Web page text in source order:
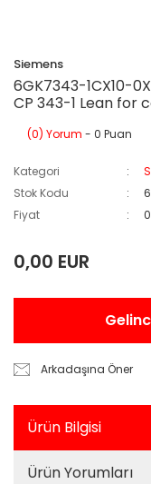
Siemens
6GK7343-1CX10-
CP 343-1 Lean for
(0) Yorum - 0 Puan
Kategori
Stok Kodu
Fiyat
0,00 EUR
Arkadaşına Öner
Ürün Bilgisi
Ürün Yorumları